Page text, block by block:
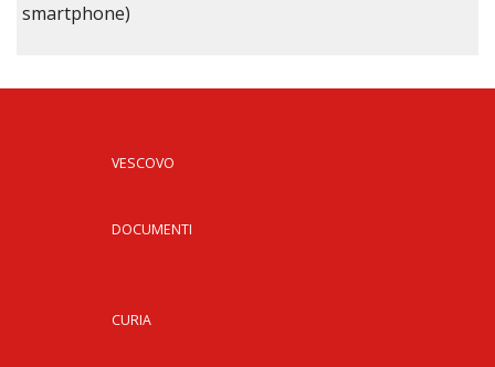
smartphone)
VESCOVO
DOCUMENTI
CURIA